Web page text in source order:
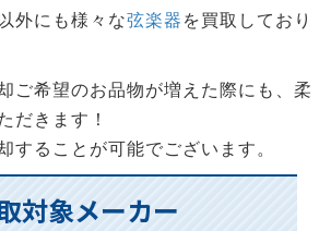
外にも様々な弦楽器 を買取しており
ご希望のお品物が増えた際にも、柔
だきます！
することが可能でございます。
対象メーカー